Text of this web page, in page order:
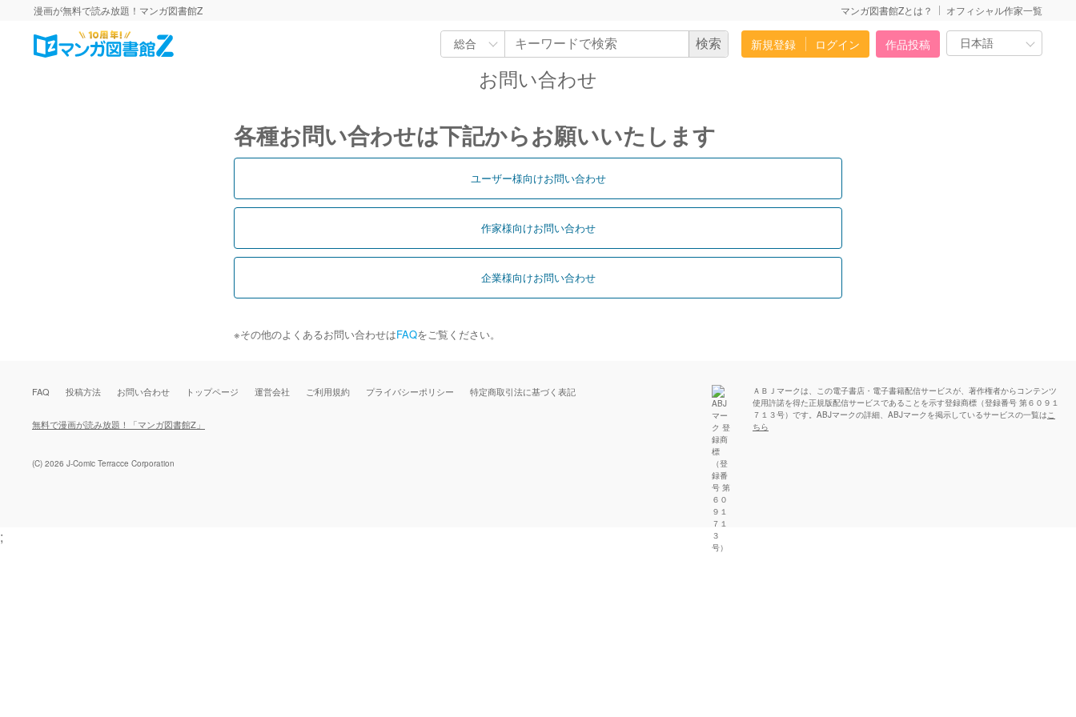
漫画が無料で読み放題！マンガ図書館Z マンガ図書館Zとは？ オフィシャル作家一覧
新規登録 ログイン 作品投稿
お問い合わせ
各種お問い合わせは下記からお願いいたします
ユーザー様向けお問い合わせ
作家様向けお問い合わせ
企業様向けお問い合わせ
※その他のよくあるお問い合わせはFAQをご覧ください。
ＡＢＪマークは、この電子書店・電子書籍配信サービスが、著作権者からコンテンツ
使用許諾を得た正規版配信サービスであることを示す登録商標（登録番号 第６０９１
７１３号）です。ABJマークの詳細、ABJマークを掲示しているサービスの一覧はこ
ちら
FAQ 投稿方法 お問い合わせ トップページ 運営会社 ご利用規約 プライバシーポリシー 特定商取引法に基づく表記
無料で漫画が読み放題！「マンガ図書館Z」
(C) 2026 J-Comic Terracce Corporation
;